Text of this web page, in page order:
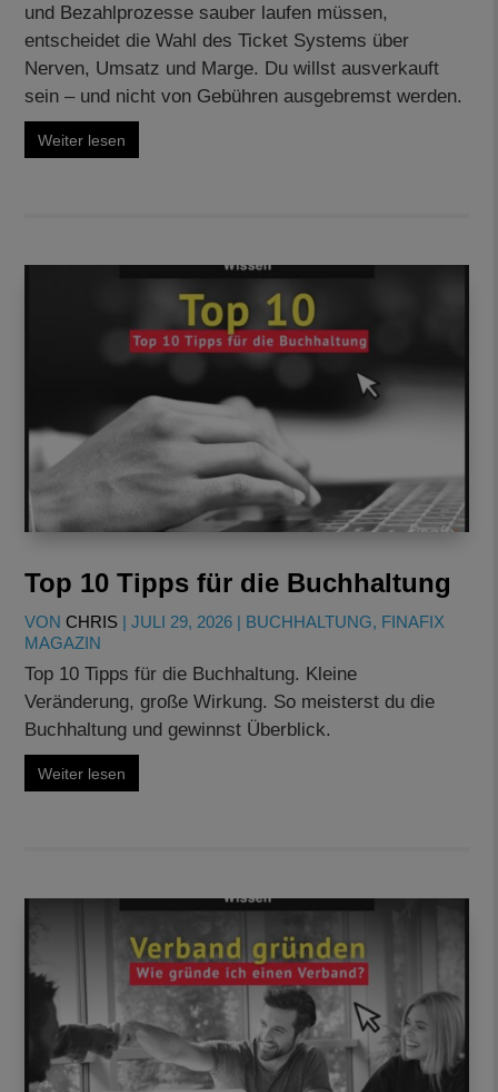
und Bezahlprozesse sauber laufen müssen,
entscheidet die Wahl des Ticket Systems über
Nerven, Umsatz und Marge. Du willst ausverkauft
sein – und nicht von Gebühren ausgebremst werden.
Weiter lesen
Top 10 Tipps für die Buchhaltung
VONCHRIS |JULI 29, 2026 | BUCHHALTUNG, FINAFIX
MAGAZIN
Top 10 Tipps für die Buchhaltung. Kleine
Veränderung, große Wirkung. So meisterst du die
Buchhaltung und gewinnst Überblick.
Weiter lesen